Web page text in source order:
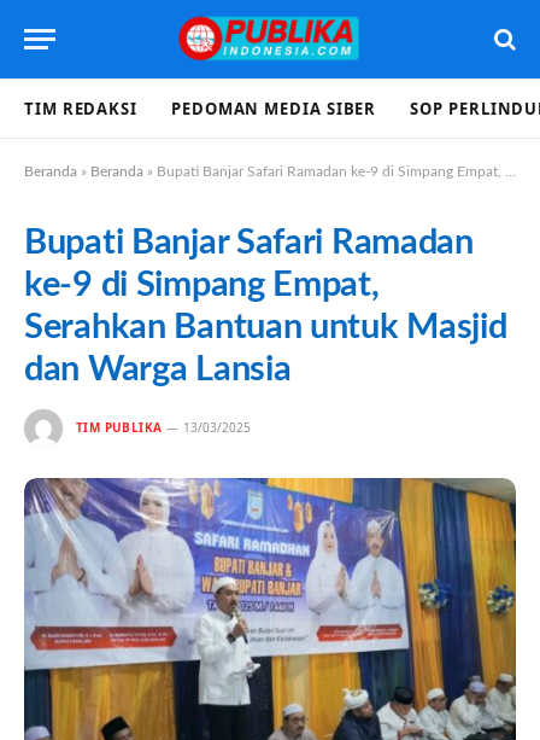
TIM REDAKSI PEDOMAN MEDIA SIBER SOP
Beranda » Beranda » Bupati Banjar Safari Ramadan ke-9 di Simpang Empat, Serahkan Bantuan untuk Masjid dan Warga Lansia
Bupati Banjar Safari Ramadan
ke-9 di Simpang Empat,
Serahkan Bantuan untuk Masjid
dan Warga Lansia
TIM PUBLIKA 13/03/2025